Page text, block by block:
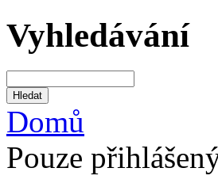
Vyhledávání
Domů
Pouze